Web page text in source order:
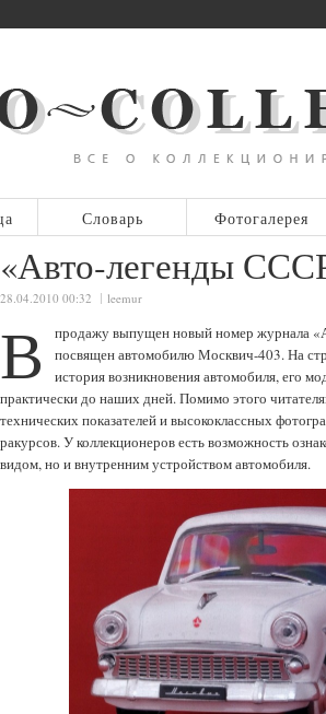
Словарь Фотогалерея
«Авто-легенды
28.04.2010 00:32 leemur
В
продажу выпущен новый номер журнала
посвящен автомобилю Москвич-403. На
история возникновения автомобиля, его
практически до наших дней. Помимо этого
технических показателей и высококлассных
ракурсов. У коллекционеров есть возможность
видом, но и внутренним устройством автомобиля.